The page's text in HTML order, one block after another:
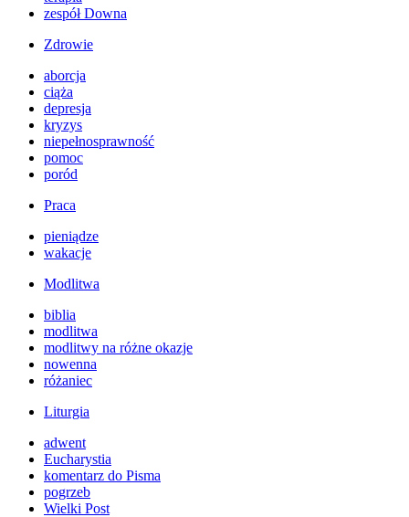
zespół Downa
Zdrowie
aborcja
ciąża
depresja
kryzys
niepełnosprawność
pomoc
poród
Praca
pieniądze
wakacje
Modlitwa
biblia
modlitwa
modlitwy na różne okazje
nowenna
różaniec
Liturgia
adwent
Eucharystia
komentarz do Pisma
pogrzeb
Wielki Post